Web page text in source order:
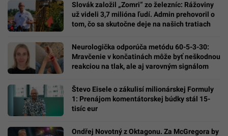
Slovák založil „Zomri“ zo železníc: Rážoviny
už videli 3,7 milióna ľudí. Admin prehovoril o
tom, čo sa skutočne deje na našich tratiach
Neurologička odporúča metódu 60-5-3-30:
Mravčenie v končatinách môže byť neškodnou
reakciou na tlak, ale aj varovným signálom
Števo Eisele o zákulisí milionárskej Formuly
1: Prenájom komentátorskej búdky stál 15-
tisíc eur
Ondřej Novotný z Oktagonu. Za McGregora by